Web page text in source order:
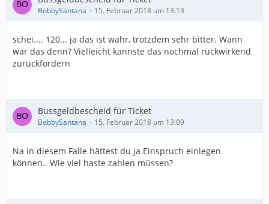
BobbySantana 15. Februar 2018 um 13:13
schei.... 120... ja das ist wahr, trotzdem sehr bitter. Wann
war das denn? Vielleicht kannste das nochmal rückwirkend
zurückfordern
Bussgeldbescheid für Ticket
BobbySantana 15. Februar 2018 um 13:09
Na in diesem Falle hättest du ja Einspruch einlegen
können.. Wie viel haste zahlen müssen?